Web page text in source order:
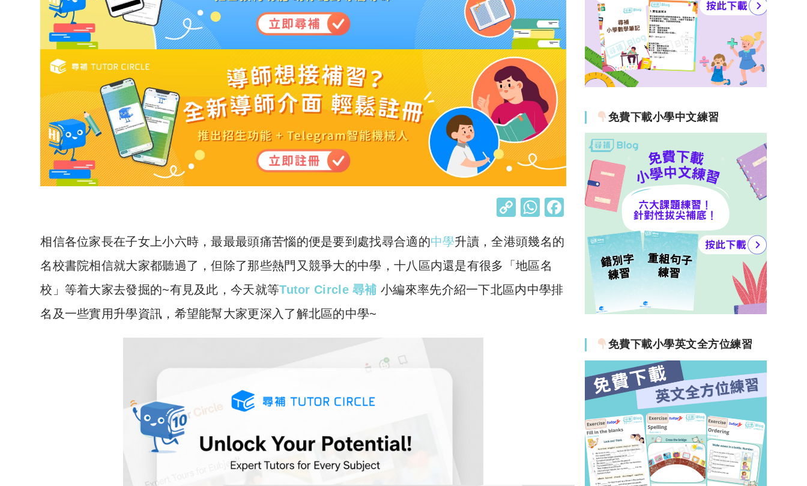
C
p
y
Li
W
at
s
A
相信各位家長在子女上小六時，最最最頭痛苦惱的便是要到處找尋合適的中學升讀，全港頭幾名的
名校書院相信就大家都聽過了，但除了那些熱門又競爭大的中學，十八區内還是有很多「地區名
校」等着大家去發掘的~有見及此，今天就等Tutor Circle 尋補 小編來率先介紹一下北區内中學排
名及一些實用升學資訊，希望能幫大家更深入了解北區的中學~
免費下載小學中文練習
免費下載小學英文全方位練習